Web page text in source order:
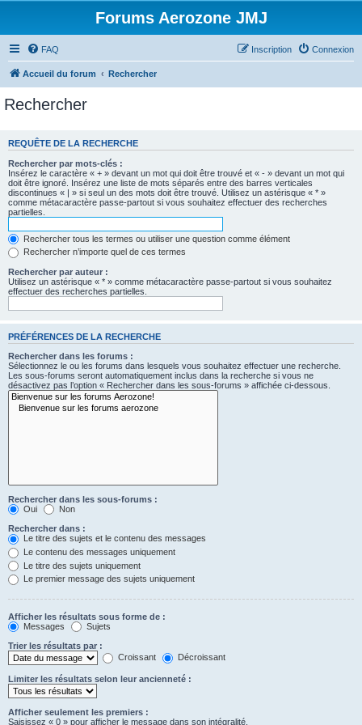
Forums Aerozone JMJ
FAQ Connexion
Inscription
Accueil du forum Rechercher
Rechercher
REQUÊTE DE LA RECHERCHE
Rechercher par mots-clés :
Insérez le caractère « + » devant un mot qui doit être trouvé et « - » devant un mot qui
doit être ignoré. Insérez une liste de mots séparés entre des barres verticales
discontinues « | » si seul un des mots doit être trouvé. Utilisez un astérisque « * »
comme métacaractère passe-partout si vous souhaitez effectuer des recherches
partielles.
Rechercher tous les termes ou utiliser une question comme élément
Rechercher n’importe quel de ces termes
Rechercher par auteur :
Utilisez un astérisque « * » comme métacaractère passe-partout si vous souhaitez
effectuer des recherches partielles.
PRÉFÉRENCES DE LA RECHERCHE
Rechercher dans les forums :
Sélectionnez le ou les forums dans lesquels vous souhaitez effectuer une recherche.
Les sous-forums seront automatiquement inclus dans la recherche si vous ne
désactivez pas l’option « Rechercher dans les sous-forums » affichée ci-dessous.
Rechercher dans les sous-forums :
Oui
Non
Rechercher dans :
Le titre des sujets et le contenu des messages
Le contenu des messages uniquement
Le titre des sujets uniquement
Le premier message des sujets uniquement
Afficher les résultats sous forme de :
Messages
Sujets
Trier les résultats par :
Croissant
Décroissant
Limiter les résultats selon leur ancienneté :
Afficher seulement les premiers :
Saisissez « 0 » pour afficher le message dans son intégralité.